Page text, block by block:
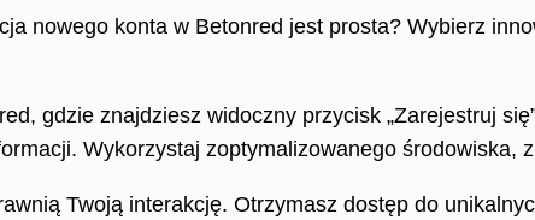
nowego konta w Betonred jest prosta? Wybierz
gdzie znajdziesz widoczny przycisk „Zarejestruj
Wykorzystaj zoptymalizowanego środowiska,
Twoją interakcję. Otrzymasz dostęp do